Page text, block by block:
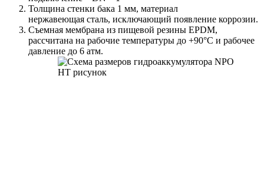
Толщина стенки бака 1 мм, материал
нержавеющая сталь, исключающий появление коррозии.
Съемная мембрана из пищевой резины EPDM,
рассчитана на рабочие температуры до +90°С и рабочее
давление до 6 атм.